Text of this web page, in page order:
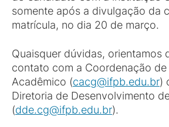
somente após a divulgação da
matrícula, no dia 20 de março.
Quaisquer dúvidas, orientamos
contato com a Coordenação
Acadêmico (cacg@ifpb.edu.br)
Diretoria de Desenvolvimento
(dde.cg@ifpb.edu.br).